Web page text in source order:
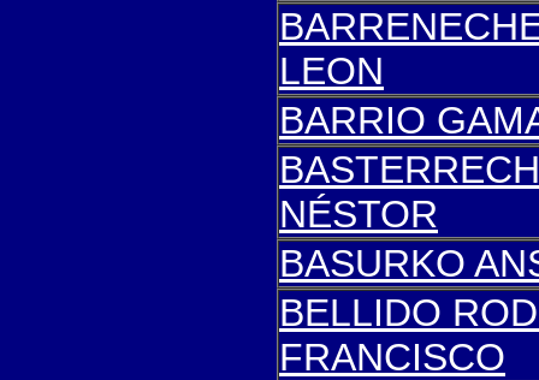
LEON
BARRIO
NÉSTOR
BASURKO
BELLIDO
FRANCISCO